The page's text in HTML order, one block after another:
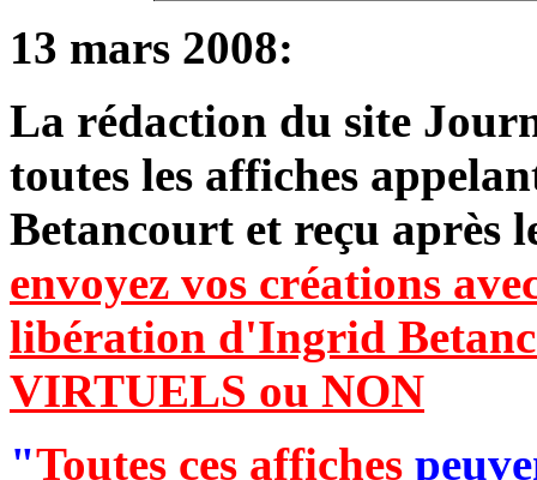
13 mars 2008:
La rédaction du site
toutes les affiches
Betancourt et reçu après
envoyez vos créations
libération d'Ingrid
VIRTUELS ou NON
"Toutes ces affiches